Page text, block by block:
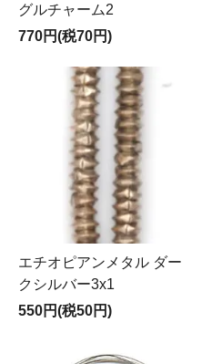
グルチャーム2
770円(税70円)
エチオピアンメタル ダー
クシルバー3x1
550円(税50円)